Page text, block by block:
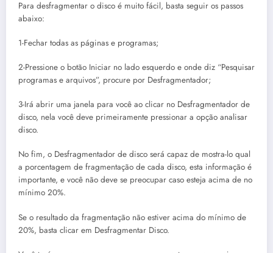
Para desfragmentar o disco é muito fácil, basta seguir os passos
abaixo:
1-Fechar todas as páginas e programas;
2-Pressione o botão Iniciar no lado esquerdo e onde diz “Pesquisar
programas e arquivos”, procure por Desfragmentador;
3-Irá abrir uma janela para você ao clicar no Desfragmentador de
disco, nela você deve primeiramente pressionar a opção analisar
disco.
No fim, o Desfragmentador de disco será capaz de mostra-lo qual
a porcentagem de fragmentação de cada disco, esta informação é
importante, e você não deve se preocupar caso esteja acima de no
mínimo 20%.
Se o resultado da fragmentação não estiver acima do mínimo de
20%, basta clicar em Desfragmentar Disco.